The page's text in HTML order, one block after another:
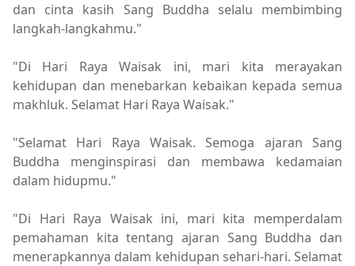
dan cinta kasih Sang Buddha selalu membimbing
langkah-langkahmu."
"Di Hari Raya Waisak ini, mari kita merayakan
kehidupan dan menebarkan kebaikan kepada semua
makhluk. Selamat Hari Raya Waisak."
"Selamat Hari Raya Waisak. Semoga ajaran Sang
Buddha menginspirasi dan membawa kedamaian
dalam hidupmu."
"Di Hari Raya Waisak ini, mari kita memperdalam
pemahaman kita tentang ajaran Sang Buddha dan
menerapkannya dalam kehidupan sehari-hari. Selamat